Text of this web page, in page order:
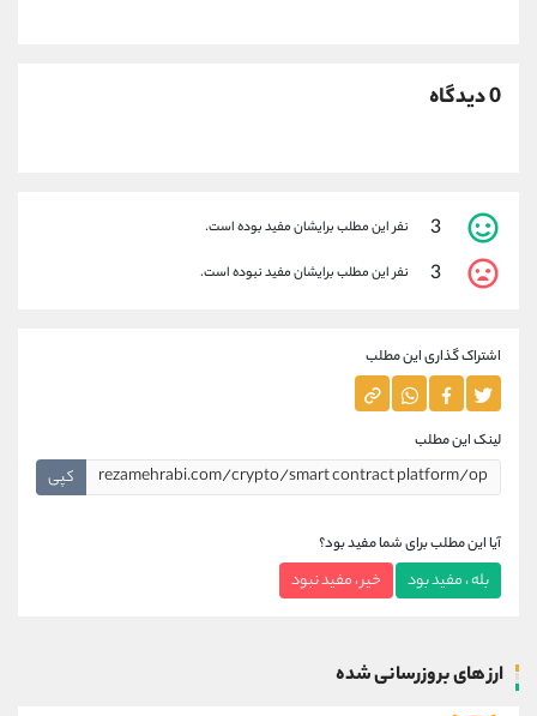
0 دیدگاه
3 نفر این مطلب برایشان مفید بوده است.
3 نفر این مطلب برایشان مفید نبوده است.
اشتراک گذاری این مطلب
لینک این مطلب
کپی
آیا این مطلب برای شما مفید بود؟
بله ، مفید بود خیر ، مفید نبود
ارز های بروزرسانی شده